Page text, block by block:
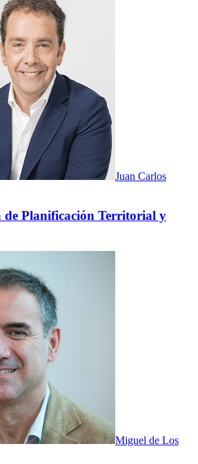
Juan Carlos
de Planificación Territorial y
Miguel de Los